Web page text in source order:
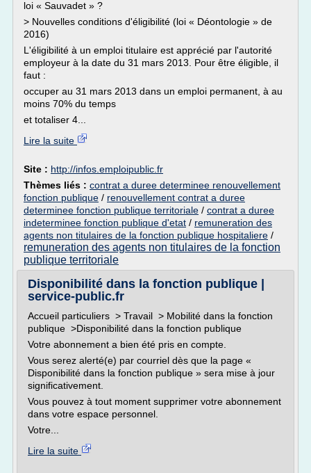
loi « Sauvadet » ?
> Nouvelles conditions d'éligibilité (loi « Déontologie » de
2016)
L'éligibilité à un emploi titulaire est apprécié par l'autorité
employeur à la date du 31 mars 2013. Pour être éligible, il
faut :
occuper au 31 mars 2013 dans un emploi permanent, à au
moins 70% du temps
et totaliser 4...
Lire la suite
Site : http://infos.emploipublic.fr
Thèmes liés : contrat a duree determinee renouvellement
fonction publique / renouvellement contrat a duree
determinee fonction publique territoriale / contrat a duree
indeterminee fonction publique d'etat / remuneration des
agents non titulaires de la fonction publique hospitaliere /
remuneration des agents non titulaires de la fonction
publique territoriale
Disponibilité dans la fonction publique |
service-public.fr
Accueil particuliers > Travail > Mobilité dans la fonction
publique >Disponibilité dans la fonction publique
Votre abonnement a bien été pris en compte.
Vous serez alerté(e) par courriel dès que la page «
Disponibilité dans la fonction publique » sera mise à jour
significativement.
Vous pouvez à tout moment supprimer votre abonnement
dans votre espace personnel.
Votre...
Lire la suite